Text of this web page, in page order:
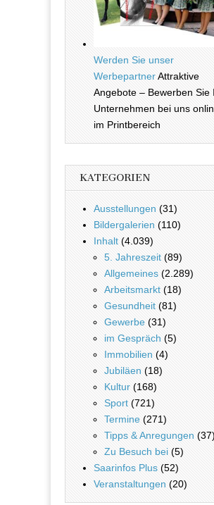
Werden Sie unser
WerbepartnerAttraktive
Angebote – Bewerben Sie
Unternehmen bei uns
im Printbereich
KATEGORIEN
Ausstellungen (31)
Bildergalerien (110)
Inhalt (4.039)
5. Jahreszeit (89)
Allgemeines (2.289)
Arbeitsmarkt (18)
Gesundheit (81)
Gewerbe (31)
im Gespräch (5)
Immobilien (4)
Jubiläen (18)
Kultur (168)
Sport (721)
Termine (271)
Tipps & Anregungen (37)
Zu Besuch bei (5)
Saarinfos Plus (52)
Veranstaltungen (20)